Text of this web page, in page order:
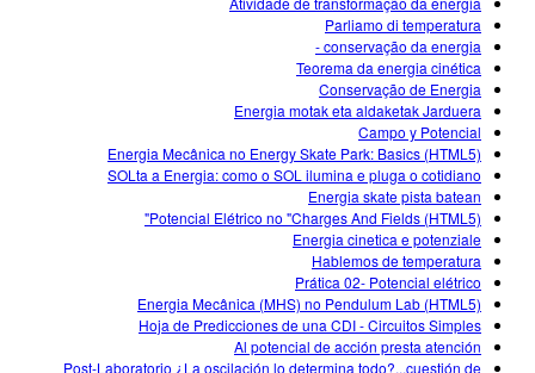
زانستی زه وی
ژیناسی
شێوه کاریه کانی وه رگێڕاو
Customizable Sims
Purchase a License
Activity Contribution Guidelines
Virtual Workshops
Professional Learning with PhET
Teaching with PhET
Inclusive Design
PhET Global
Data Fluency
DEIB in STEM Ed
SceneryStack OSE
Impact Report
چوونه‌ ژووره‌وه‌ / تۆمار کردن
چوونه‌ ژووره‌وه‌ / تۆمار کردن
Parliamo di temperatura
conservação da energia -
Teorema da energia cinética
Conservação de Energia
Energia motak eta aldaketak Jarduera
Campo y Potencial
Energia Mecânica no Energy Skate Park: Basics (HTML5)
SOLta a Energia: como o SOL ilumina e pluga o cotidiano
Energia skate pista batean
Potencial Elétrico no "Charges And Fields (HTML5)"
Energia cinetica e potenziale
Hablemos de temperatura
Prática 02- Potencial elétrico
Energia Mecânica (MHS) no Pendulum Lab (HTML5)
Hoja de Predicciones de una CDI - Circuitos Simples
Al potencial de acción presta atención
Post-Laboratorio ¿La oscilación lo determina todo?...cuestión de